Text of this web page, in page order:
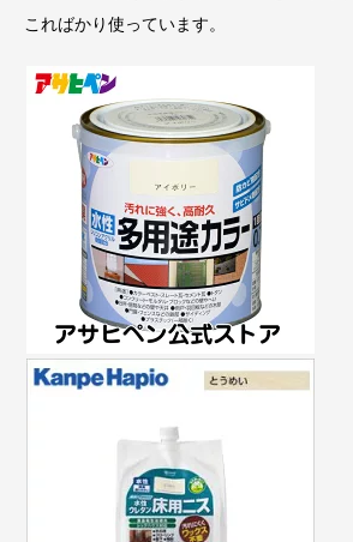
こればかり使っています。